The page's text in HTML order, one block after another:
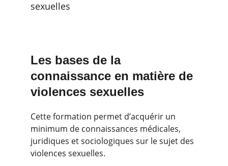
sexuelles
Les bases de la
connaissance en matière de
violences sexuelles
Cette formation permet d’acquérir un
minimum de connaissances médicales,
juridiques et sociologiques sur le sujet des
violences sexuelles.